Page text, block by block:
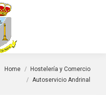
You are here:
Home
Hostelería y Comercio
Autoservicio Andrinal